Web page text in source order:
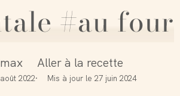
#au four
Aller à la recette
2022 Mis à jour le 27 juin 2024